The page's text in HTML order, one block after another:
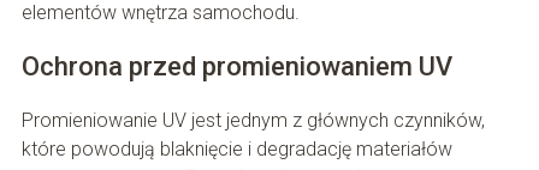
elementów wnętrza samochodu.
Ochrona przed promieniowaniem UV
Promieniowanie UV jest jednym z głównych czynników,
które powodują blaknięcie i degradację materiałów